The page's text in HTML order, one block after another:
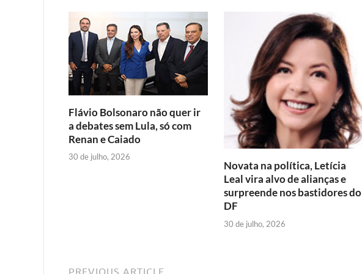
b
o
o
k
A
p
p
t
F
r
e
n
l
e
r
e
s
t
a
m
Flávio Bolsonaro não quer ir
a debates sem Lula, só com
Renan e Caiado
30 de julho, 2026
Novata na política, Letícia
Leal vira alvo de alianças e
surpreende nos bastidores do
DF
30 de julho, 2026
PREVIOUS ARTICLE